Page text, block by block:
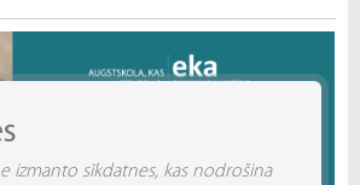
izmanto sīkdatnes, kas nodrošina